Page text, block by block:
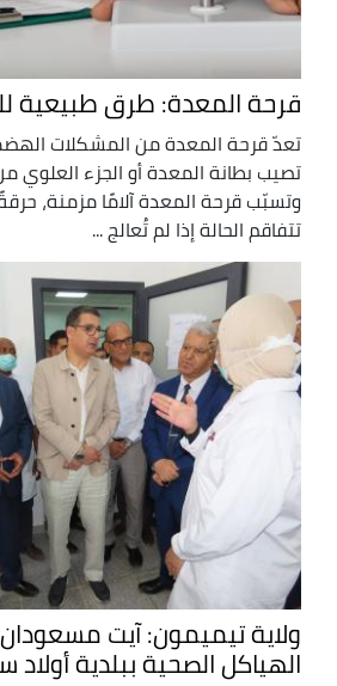
قرحة المعدة: طرق طبيعية
تعدّ قرحة المعدة من المشكلات
تصيب بطانة المعدة أو الجزء العلوي من
وتسبّب قرحة المعدة آلامًا مزمنة، حرقةً،
تتفاقم الحالة إذا لم تُعالج ...
ولاية تيميمون: آيت
الهياكل الصحية ببلدية أولاد